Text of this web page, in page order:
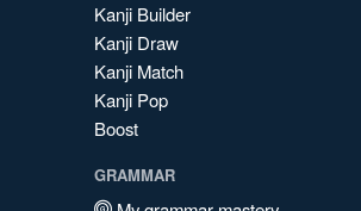
Kanji Builder
Kanji Draw
Kanji Match
Kanji Pop
Boost
GRAMMAR